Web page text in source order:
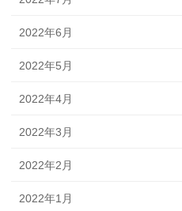
2022年6月
2022年5月
2022年4月
2022年3月
2022年2月
2022年1月